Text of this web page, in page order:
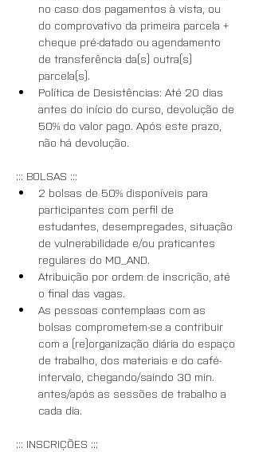
no caso dos pagamentos à vista, ou
do comprovativo da primeira parcela +
cheque pré-datado ou agendamento
de transferência da(s) outra(s)
parcela(s).
Política de Desistências: Até 20 dias
antes do início do curso, devolução de
50% do valor pago. Após este prazo,
não há devolução.
::: BOLSAS :::
2 bolsas de 50% disponíveis para
participantes com perfil de
estudantes, desempregades, situação
de vulnerabilidade e/ou praticantes
regulares do MO_AND.
Atribuição por ordem de inscrição, até
o final das vagas.
As pessoas contemplaas com as
bolsas comprometem-se a contribuir
com a (re)organização diária do espaço
de trabalho, dos materiais e do café-
intervalo, chegando/saindo 30 min.
antes/após as sessões de trabalho a
cada dia.
::: INSCRIÇÕES :::